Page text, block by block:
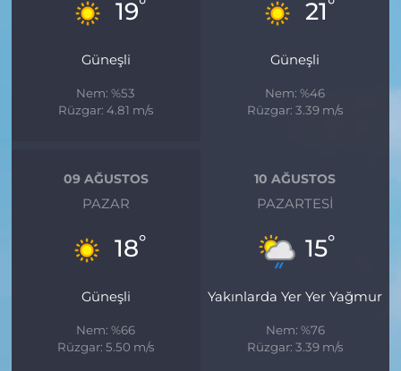
19
Güneşli
Nem: %53
Rüzgar: 4.81 m/s
21
Güneşli
Nem: %46
Rüzgar: 3.39 m/s
09 AĞUSTOS
PAZAR
18°
Güneşli
Nem: %66
Rüzgar: 5.50 m/s
10 AĞUSTOS
PAZARTESI
15°
Yakınlarda Yer Yer Yağmur
Nem: %76
Rüzgar: 3.39 m/s